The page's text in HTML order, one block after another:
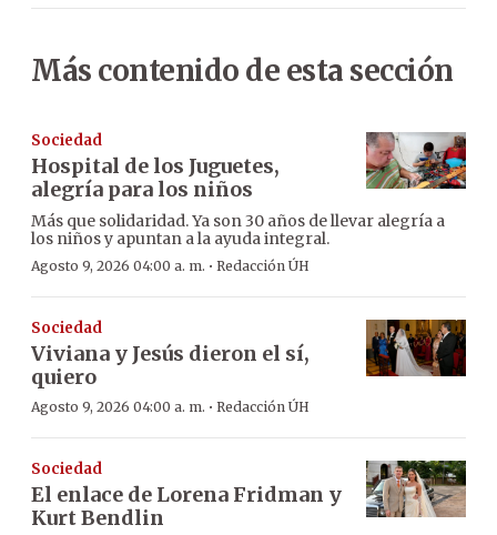
Más contenido de esta sección
Sociedad
Hospital de los Juguetes,
alegría para los niños
Más que solidaridad. Ya son 30 años de llevar alegría a
los niños y apuntan a la ayuda integral.
Agosto 9, 2026 04:00 a. m. · Redacción ÚH
Sociedad
Viviana y Jesús dieron el sí,
quiero
Agosto 9, 2026 04:00 a. m. · Redacción ÚH
Sociedad
El enlace de Lorena Fridman y
Kurt Bendlin